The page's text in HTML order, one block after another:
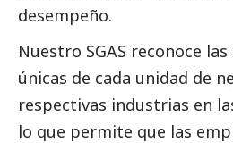
desempeño.
Nuestro SGAS reconoce
únicas de cada unidad de
respectivas industrias en
lo que permite que las